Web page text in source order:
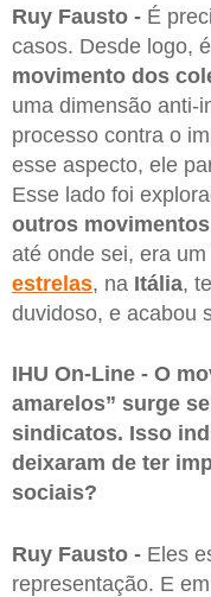
Ruy Fausto - É
casos. Desde logo,
movimento dos
uma dimensão anti-
processo contra o
esse aspecto, ele
Esse lado foi
outros
até onde sei, era
estrelas, na Itália,
duvidoso, e acabou
IHU On-Line - O
amarelos” surge
sindicatos. Isso
deixaram de ter
sociais?
Ruy Fausto - Eles
representação. E